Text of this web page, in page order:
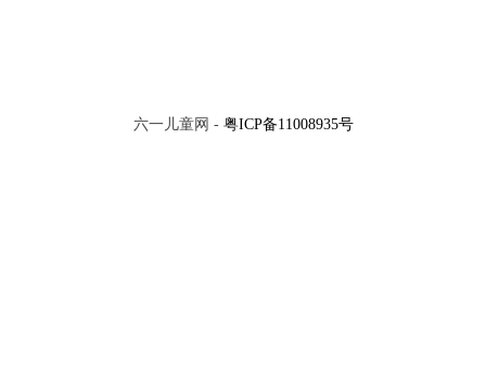
六一儿童网 - 粤ICP备11008935号